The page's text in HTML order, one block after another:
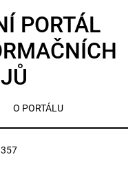
PORTÁL
O PORTÁLU